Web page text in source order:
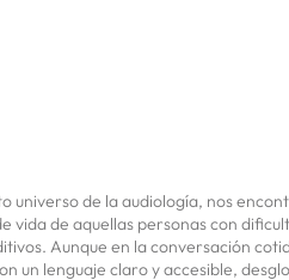
universo de la audiología, nos
vida de aquellas personas con
Aunque en la conversación
un lenguaje claro y accesible,